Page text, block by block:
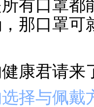
有口罩都
那口罩可
康君请来
择与佩戴